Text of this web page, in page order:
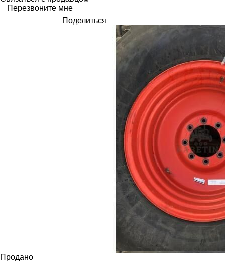
Перезвоните мне
Поделиться
Продано